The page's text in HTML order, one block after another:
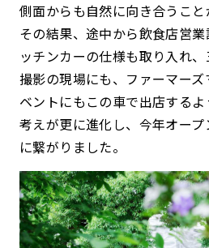
側面からも自然に向き合うこと
その結果、途中から飲食店営
ッチンカーの仕様も取り入れ、
撮影の現場にも、ファーマー
ベントにもこの車で出店する
考えが更に進化し、今年オー
に繋がりました。